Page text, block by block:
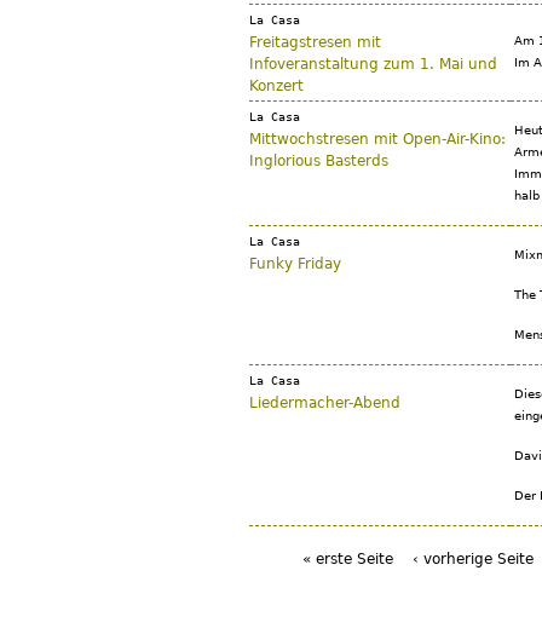
La Casa
Freitagstresen mit
Infoveranstaltung zum 1. Mai und
Konzert
Am
Im
La Casa
Mittwochstresen mit Open-Air-Kino:
Inglorious Basterds
La Casa
Funky Friday
The
La Casa
Liedermacher-Abend
Der
« erste Seite ‹ vorherige Seite